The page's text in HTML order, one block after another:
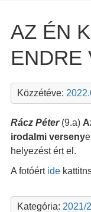
AZ ÉN
ENDRE
Közzétéve:
Rácz Péter(9.a)
irodalmi verseny
helyezést ért el.
A fotóért ide
Kategória: 2021/